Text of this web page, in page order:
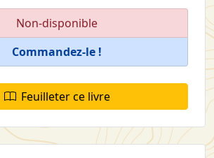
Non-disponible
Commandez-le !
Feuilleter ce livre